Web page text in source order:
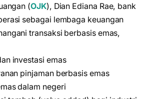
(OJK), Dian Ediana Rae, bank
sebagai lembaga keuangan
transaksi berbasis emas,
investasi emas
pinjaman berbasis emas
dalam negeri